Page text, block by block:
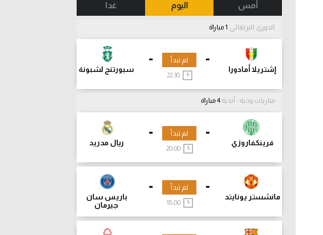
أمس اليوم غدا
الدوري البرتغالي
-
إشتريلا أمادورا
-
سبورتنج لشبونة
لم تبدأ
22:30
مباريات ودية - أندية
-
فرينكفاروزي
-
ريال مدريد
لم تبدأ
20:00
-
مانشستر يونايتد
-
باريس سان
جيرمان
لم تبدأ
18:00